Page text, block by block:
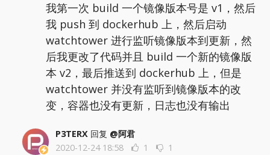
我第一次 build 一个镜像版本号是 v1，然后
我 push 到 dockerhub 上，然后启动
watchtower 进行监听镜像版本到更新，然
后我更改了代码并且 build 一个新的镜像版
本 v2，最后推送到 dockerhub 上，但是
watchtower 并没有监听到镜像版本的改
变，容器也没有更新，日志也没有输出
P3TERX 回复 @阿君
2020-12-24 18:58
1 1